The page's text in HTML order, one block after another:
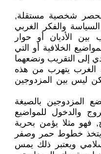
شخصية مستقلة,
والفكر الغربي
الأديان أو حوار
الخلافية أو التي
إلى التقريب ونضعهما
الغرب يتهرب من هذه
ليس بين المزدوجين
المزدوجين بالصيغة
والدخول للمواضيع
فهو مثلا يؤمن بحرية
خطوط حمر وصفر
ويعتبر ذلك يمس